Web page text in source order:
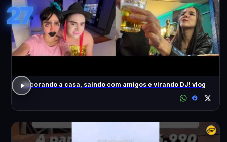
27
decorando a casa, saindo com amigos e virando DJ! vlog